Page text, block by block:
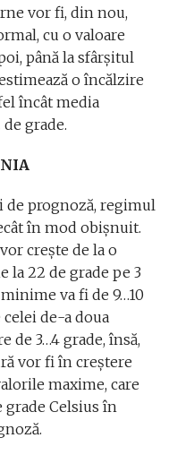
vor fi, din nou,
cu o valoare
până la sfârşitul
o încălzire
încât media
grade.
de prognoză, regimul
în mod obişnuit.
creşte de la o
la 22 de grade pe 3
va fi de 9…10
de-a doua
de 3…4 grade, însă,
vor fi în creştere
maxime, care
grade Celsius în